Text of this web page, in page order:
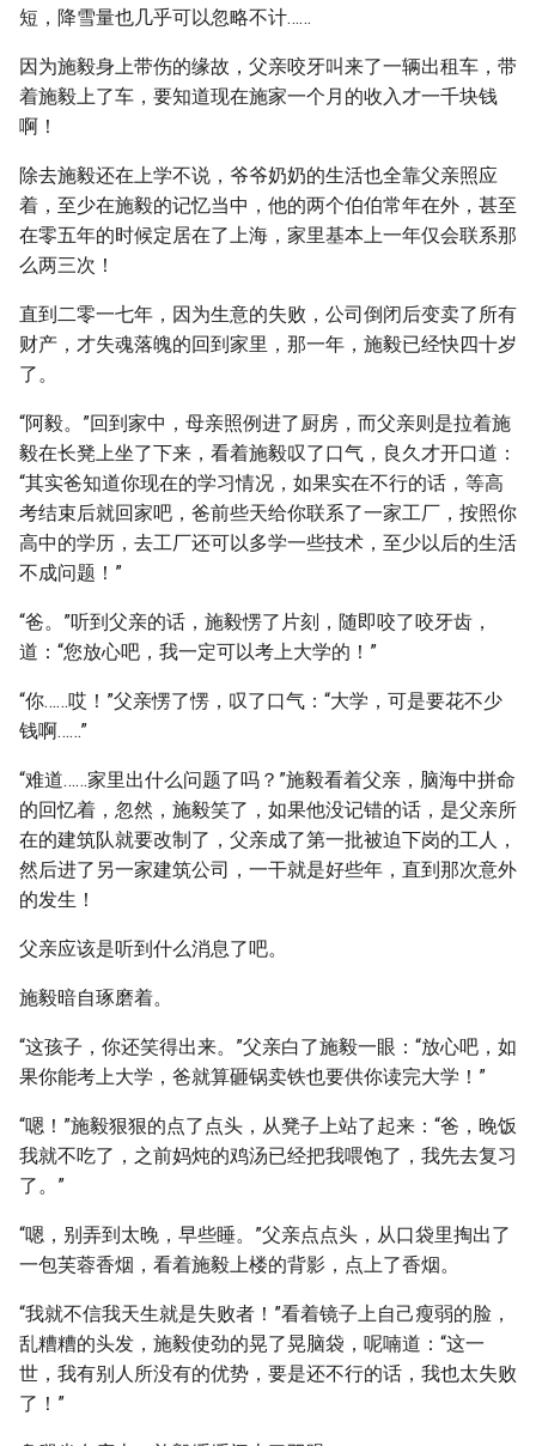
短，降雪量也几乎可以忽略不计……
因为施毅身上带伤的缘故，父亲咬牙叫来了一辆出租车，带
着施毅上了车，要知道现在施家一个月的收入才一千块钱
啊！
除去施毅还在上学不说，爷爷奶奶的生活也全靠父亲照应
着，至少在施毅的记忆当中，他的两个伯伯常年在外，甚至
在零五年的时候定居在了上海，家里基本上一年仅会联系那
么两三次！
直到二零一七年，因为生意的失败，公司倒闭后变卖了所有
财产，才失魂落魄的回到家里，那一年，施毅已经快四十岁
了。
“阿毅。”回到家中，母亲照例进了厨房，而父亲则是拉着施
毅在长凳上坐了下来，看着施毅叹了口气，良久才开口道：
“其实爸知道你现在的学习情况，如果实在不行的话，等高
考结束后就回家吧，爸前些天给你联系了一家工厂，按照你
高中的学历，去工厂还可以多学一些技术，至少以后的生活
不成问题！”
“爸。”听到父亲的话，施毅愣了片刻，随即咬了咬牙齿，
道：“您放心吧，我一定可以考上大学的！”
“你……哎！”父亲愣了愣，叹了口气：“大学，可是要花不少
钱啊……”
“难道……家里出什么问题了吗？”施毅看着父亲，脑海中拼命
的回忆着，忽然，施毅笑了，如果他没记错的话，是父亲所
在的建筑队就要改制了，父亲成了第一批被迫下岗的工人，
然后进了另一家建筑公司，一干就是好些年，直到那次意外
的发生！
父亲应该是听到什么消息了吧。
施毅暗自琢磨着。
“这孩子，你还笑得出来。”父亲白了施毅一眼：“放心吧，如
果你能考上大学，爸就算砸锅卖铁也要供你读完大学！”
“嗯！”施毅狠狠的点了点头，从凳子上站了起来：“爸，晚饭
我就不吃了，之前妈炖的鸡汤已经把我喂饱了，我先去复习
了。”
“嗯，别弄到太晚，早些睡。”父亲点点头，从口袋里掏出了
一包芙蓉香烟，看着施毅上楼的背影，点上了香烟。
“我就不信我天生就是失败者！”看着镜子上自己瘦弱的脸，
乱糟糟的头发，施毅使劲的晃了晃脑袋，呢喃道：“这一
世，我有别人所没有的优势，要是还不行的话，我也太失败
了！”